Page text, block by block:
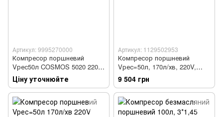
Артикул: 9995270000
Компресор поршневий
Vрес50л COSMOS 5020 220V
CE ROSSO
Ціну уточнюйте
Артикул: 1129502953
Компресор поршневий
Vрес=50л, 170л/хв, 220V,
1,5кВт
9 504 грн